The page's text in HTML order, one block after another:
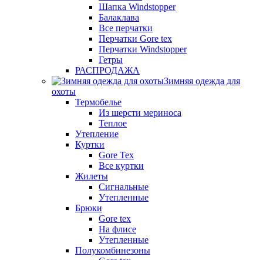
Шапка Windstopper
Балаклава
Все перчатки
Перчатки Gore tex
Перчатки Windstopper
Гетры
РАСПРОДАЖА
Зимняя одежда для
охоты
Термобелье
Из шерсти мериноса
Теплое
Утепление
Куртки
Gore Tex
Все куртки
Жилеты
Сигнальные
Утепленные
Брюки
Gore tex
На флисе
Утепленные
Полукомбинезоны